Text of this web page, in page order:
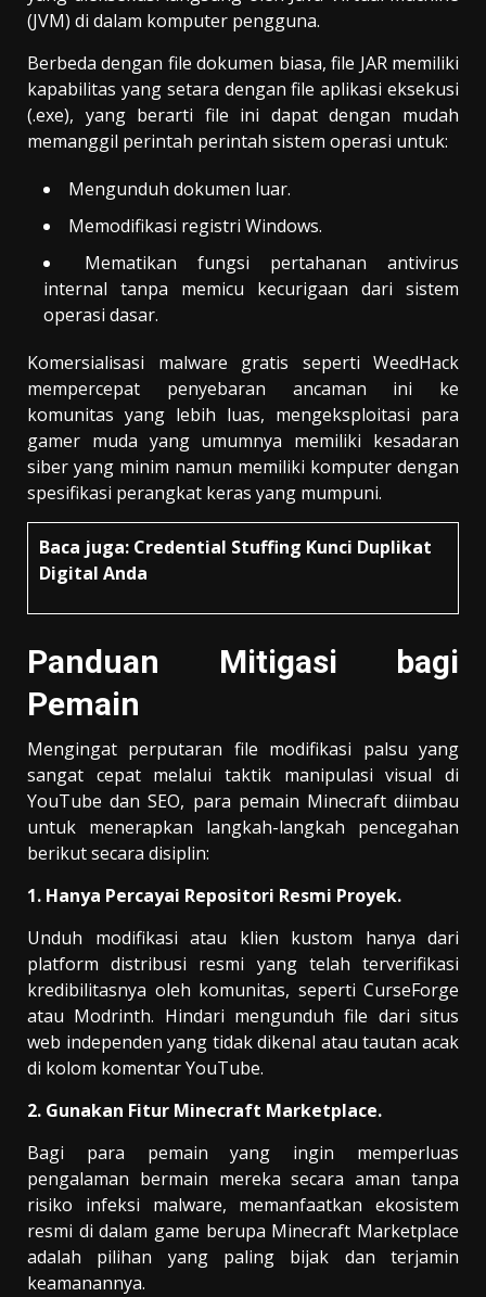
(JVM) di dalam komputer pengguna.
Berbeda dengan file dokumen biasa, file JAR memiliki
kapabilitas yang setara dengan file aplikasi eksekusi
(.exe), yang berarti file ini dapat dengan mudah
memanggil perintah perintah sistem operasi untuk:
Mengunduh dokumen luar.
Memodifikasi registri Windows.
Mematikan fungsi pertahanan antivirus
internal tanpa memicu kecurigaan dari sistem
operasi dasar.
Komersialisasi malware gratis seperti WeedHack
mempercepat penyebaran ancaman ini ke
komunitas yang lebih luas, mengeksploitasi para
gamer muda yang umumnya memiliki kesadaran
siber yang minim namun memiliki komputer dengan
spesifikasi perangkat keras yang mumpuni.
Baca juga: Credential Stuffing Kunci Duplikat
Digital Anda
Panduan Mitigasi bagi
Pemain
Mengingat perputaran file modifikasi palsu yang
sangat cepat melalui taktik manipulasi visual di
YouTube dan SEO, para pemain Minecraft diimbau
untuk menerapkan langkah-langkah pencegahan
berikut secara disiplin:
1. Hanya Percayai Repositori Resmi Proyek.
Unduh modifikasi atau klien kustom hanya dari
platform distribusi resmi yang telah terverifikasi
kredibilitasnya oleh komunitas, seperti CurseForge
atau Modrinth. Hindari mengunduh file dari situs
web independen yang tidak dikenal atau tautan acak
di kolom komentar YouTube.
2. Gunakan Fitur Minecraft Marketplace.
Bagi para pemain yang ingin memperluas
pengalaman bermain mereka secara aman tanpa
risiko infeksi malware, memanfaatkan ekosistem
resmi di dalam game berupa Minecraft Marketplace
adalah pilihan yang paling bijak dan terjamin
keamanannya.